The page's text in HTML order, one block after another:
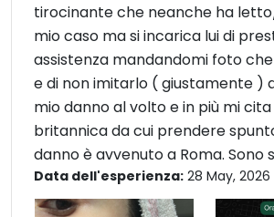
tirocinante che neanche ha
mio caso ma si incarica lui di
assistenza mandandomi foto
e di non imitarlo ( giustamente )
mio danno al volto e in più mi
britannica da cui prendere
danno è avvenuto a Roma. Sono
Data dell'esperienza: 28 May, 2026